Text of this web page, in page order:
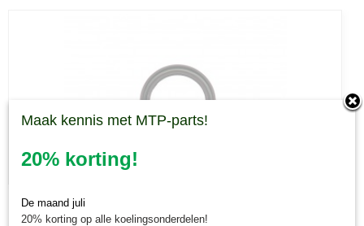
Krukaskeerring pulley zijde Yanmar YT / YM / EF / John
Deere - 119934-01800
Krukaskeerring pulley zijde Yanmar YT / YM / EF / John Deere…
Maak kennis met MTP-parts!
20% korting!
De maand juli
20% korting op alle koelingsonderdelen!